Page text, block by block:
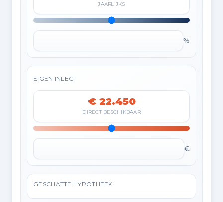
JAARLIJKS
%
EIGEN INLEG
€ 22.450
DIRECT BESCHIKBAAR
€
GESCHATTE HYPOTHEEK